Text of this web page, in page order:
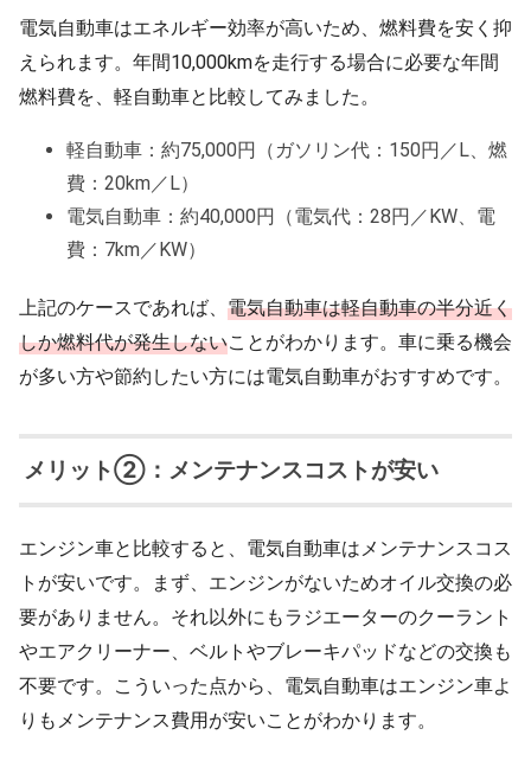
電気自動車はエネルギー効率が高いため、燃料費を安く抑
えられます。年間10,000kmを走行する場合に必要な年間
燃料費を、軽自動車と比較してみました。
軽自動車：約75,000円（ガソリン代：150円／L、燃
費：20km／L）
電気自動車：約40,000円（電気代：28円／KW、電
費：7km／KW）
上記のケースであれば、 電気自動車は軽自動車の半分近く
しか燃料代が発生しないことがわかります。車に乗る機会
が多い方や節約したい方には電気自動車がおすすめです。
メリット②：メンテナンスコストが安い
エンジン車と比較すると、電気自動車はメンテナンスコス
トが安いです。まず、エンジンがないためオイル交換の必
要がありません。それ以外にもラジエーターのクーラント
やエアクリーナー、ベルトやブレーキパッドなどの交換も
不要です。こういった点から、電気自動車はエンジン車よ
りもメンテナンス費用が安いことがわかります。